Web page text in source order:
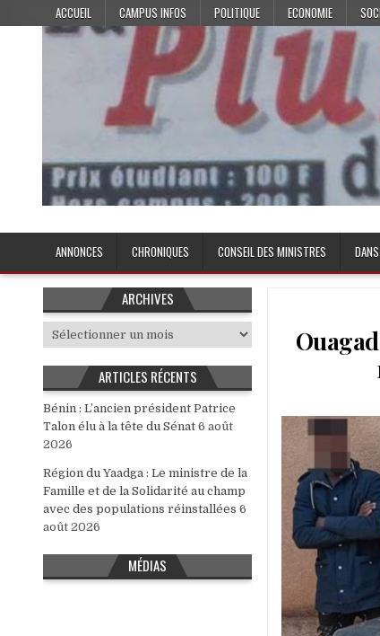
to
ACCUEIL CAMPUS INFOS POLITIQUE ECONOMIE
Plume de l'Etudiant
ANNONCES CHRONIQUES CONSEIL DES MINISTRES
ARCHIVES
Archives
ARTICLES RÉCENTS
Bénin : L’ancien président Patrice
Talon élu à la tête du Sénat 6 août
2026
Région du Yaadga : Le ministre de la
Famille et de la Solidarité au champ
avec des populations réinstallées 6
août 2026
MÉDIAS